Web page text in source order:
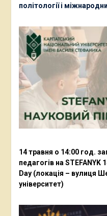
політології і
14 травня о 14:00 год.
педагогів на STEFANYK
Day (локація – вулиця
університет)